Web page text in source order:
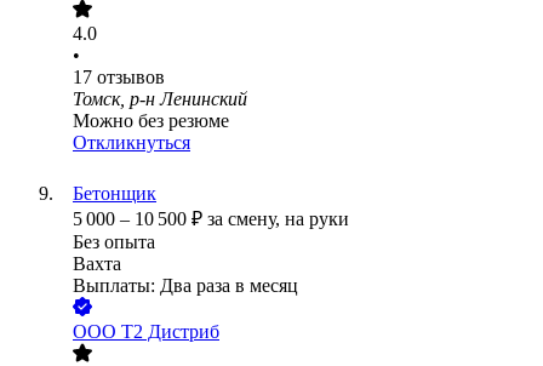
4.0
•
17 отзывов
Томск, р-н Ленинский
Можно без резюме
Откликнуться
Бетонщик
5 000 – 10 500 ₽ за смену, на руки
Без опыта
Вахта
Выплаты: Два раза в месяц
ООО Т2 Дистриб